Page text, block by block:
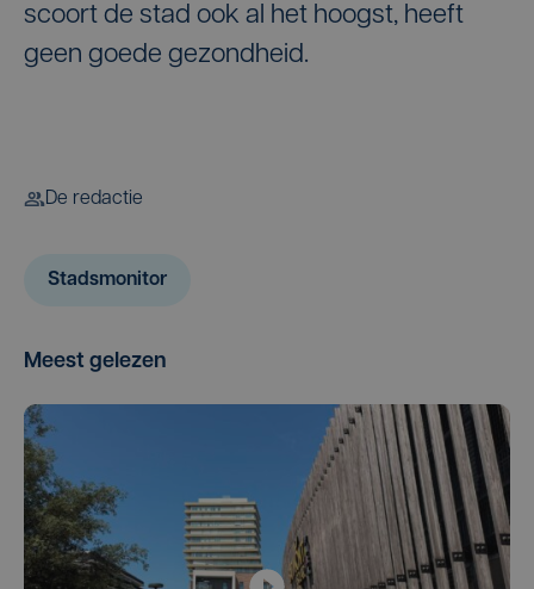
scoort de stad ook al het hoogst, heeft
geen goede gezondheid.
De redactie
Stadsmonitor
Meest gelezen